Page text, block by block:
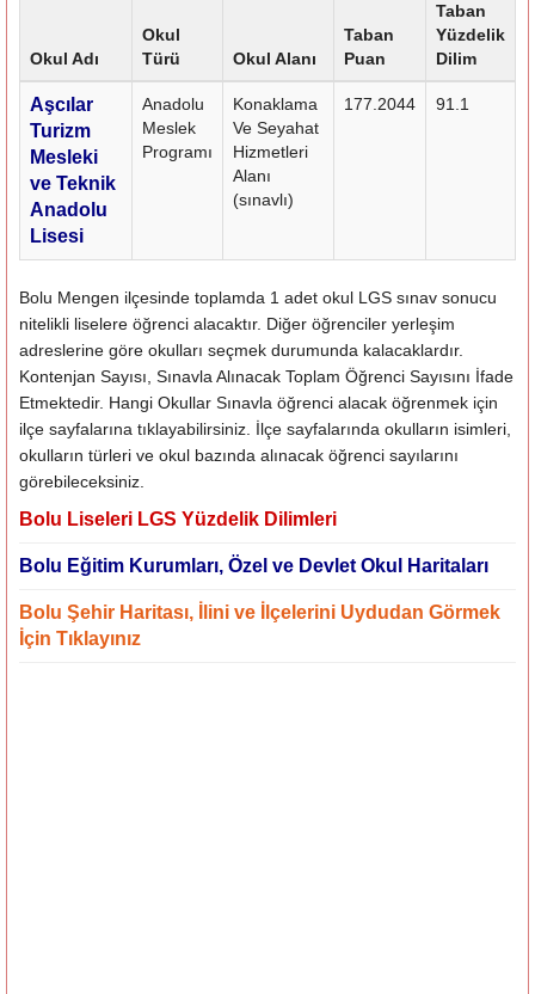
Okul Adı
Okul
Türü
Okul Alanı
Taban
Puan
Taban
Yüzdelik
Dilim
Aşcılar
Turizm
Mesleki
ve Teknik
Anadolu
Lisesi
Anadolu
Meslek
Programı
Konaklama
Ve Seyahat
Hizmetleri
Alanı
(sınavlı)
177.2044 91.1
Bolu Mengen ilçesinde toplamda 1 adet okul LGS sınav sonucu
nitelikli liselere öğrenci alacaktır. Diğer öğrenciler yerleşim
adreslerine göre okulları seçmek durumunda kalacaklardır.
Kontenjan Sayısı, Sınavla Alınacak Toplam Öğrenci Sayısını İfade
Etmektedir. Hangi Okullar Sınavla öğrenci alacak öğrenmek için
ilçe sayfalarına tıklayabilirsiniz. İlçe sayfalarında okulların isimleri,
okulların türleri ve okul bazında alınacak öğrenci sayılarını
görebileceksiniz.
Bolu Liseleri LGS Yüzdelik Dilimleri
Bolu Eğitim Kurumları, Özel ve Devlet Okul Haritaları
Bolu Şehir Haritası, İlini ve İlçelerini Uydudan Görmek
İçin Tıklayınız